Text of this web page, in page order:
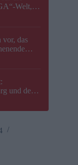
Welt,
vor, das
und der